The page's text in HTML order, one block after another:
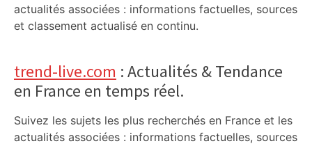
actualités associées : informations factuelles, sources
et classement actualisé en continu.
trend-live.com : Actualités & Tendance
en France en temps réel.
Suivez les sujets les plus recherchés en France et les
actualités associées : informations factuelles, sources